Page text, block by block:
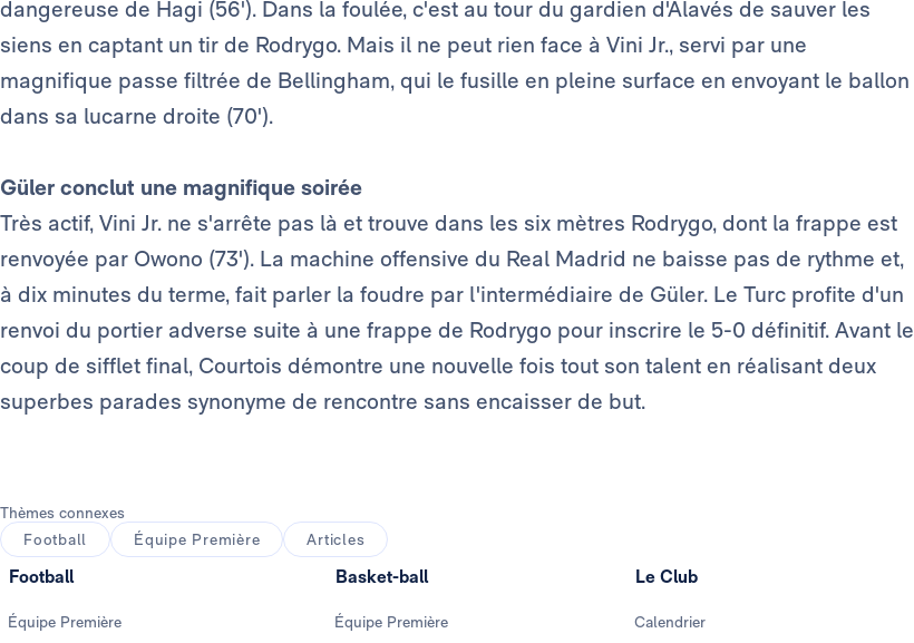
dangereuse de Hagi (56'). Dans la foulée, c'est au tour du gardien d'Alavés de sauver les
siens en captant un tir de Rodrygo. Mais il ne peut rien face à Vini Jr., servi par une
magnifique passe filtrée de Bellingham, qui le fusille en pleine surface en envoyant le ballon
dans sa lucarne droite (70').
Güler conclut une magnifique soirée
Très actif, Vini Jr. ne s'arrête pas là et trouve dans les six mètres Rodrygo, dont la frappe est
renvoyée par Owono (73'). La machine offensive du Real Madrid ne baisse pas de rythme et,
à dix minutes du terme, fait parler la foudre par l'intermédiaire de Güler. Le Turc profite d'un
renvoi du portier adverse suite à une frappe de Rodrygo pour inscrire le 5-0 définitif. Avant le
coup de sifflet final, Courtois démontre une nouvelle fois tout son talent en réalisant deux
superbes parades synonyme de rencontre sans encaisser de but.
Thèmes connexes
Football
Équipe Première Articles
Football
Équipe Première
Basket-ball
Équipe Première
Le Club
Calendrier